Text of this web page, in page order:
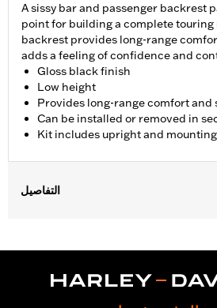
A sissy bar and passenger backrest
point for building a complete touring
backrest provides long-range
adds a feeling of confidence and
Gloss black finish
Low height
Provides long-range comfort and
Can be installed or removed in
Kit includes upright and
التفاصيل
require purchase of appropriate H-D®
Conversion Kit. FLTRXSTSE models